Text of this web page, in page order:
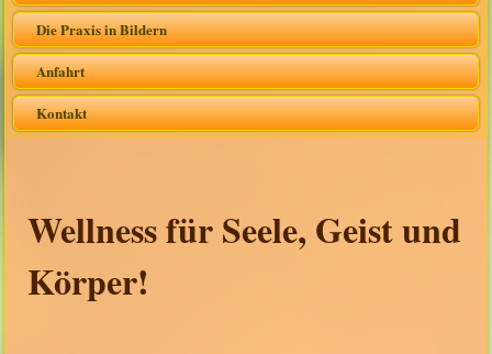
Die Praxis in Bildern
Anfahrt
Kontakt
Wellness für Seele, Geist und
Körper!